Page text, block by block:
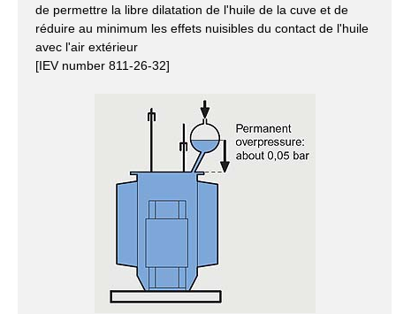
de permettre la libre dilatation de l'huile de la cuve et de
réduire au minimum les effets nuisibles du contact de l'huile
avec l'air extérieur
[IEV number 811-26-32]